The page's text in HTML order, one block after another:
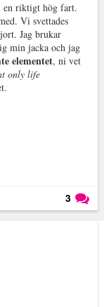
en riktigt hög fart.
Vi svettades
Jag brukar
min jacka och jag
elementet, ni vet
only life
3